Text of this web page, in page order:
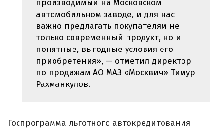
производимый на Московском
автомобильном заводе, и для нас
важно предлагать покупателям не
только современный продукт, но и
понятные, выгодные условия его
приобретения», — отметил директор
по продажам АО МАЗ «Москвич» Тимур
Рахманкулов.
Госпрограмма льготного автокредитования